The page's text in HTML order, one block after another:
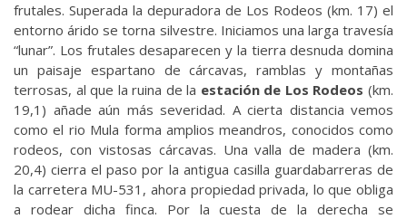
frutales. Superada la depuradora de Los Rodeos (km. 17) el
entorno árido se torna silvestre. Iniciamos una larga travesía
“lunar”. Los frutales desaparecen y la tierra desnuda domina
un paisaje espartano de cárcavas, ramblas y montañas
terrosas, al que la ruina de la estación de Los Rodeos (km.
19,1) añade aún más severidad. A cierta distancia vemos
como el rio Mula forma amplios meandros, conocidos como
rodeos, con vistosas cárcavas. Una valla de madera (km.
20,4) cierra el paso por la antigua casilla guardabarreras de
la carretera MU-531, ahora propiedad privada, lo que obliga
a rodear dicha finca. Por la cuesta de la derecha se